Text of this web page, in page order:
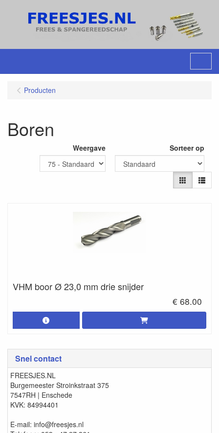
Snel contact
FREESJES.NL
Burgemeester Stroinkstraat 375
7547RH | Enschede
KVK: 84994401
E-mail: info@freesjes.nl
Producten
Boren
Weergave Sorteer op
VHM boor Ø 23,0 mm drie snijder
€ 68.00